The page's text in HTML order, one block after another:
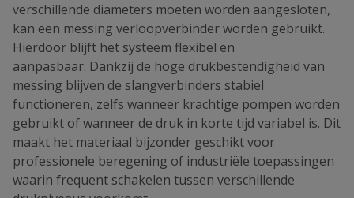
verschillende diameters moeten worden aangesloten,
kan een messing verloopverbinder worden gebruikt.
Hierdoor blijft het systeem flexibel en
aanpasbaar. Dankzij de hoge drukbestendigheid van
messing blijven de slangverbinders stabiel
functioneren, zelfs wanneer krachtige pompen worden
gebruikt of wanneer de druk in korte tijd variabel is. Dit
maakt het materiaal bijzonder geschikt voor
professionele beregening of industriële toepassingen
waarin frequent schakelen tussen verschillende